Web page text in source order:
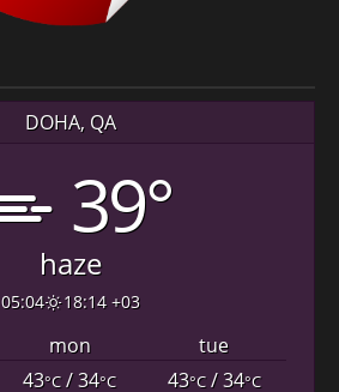
DOHA, QA
39°
haze
05:04 18:14 +03
mon
tue
43°C/ 34°C 43°C/ 34°C